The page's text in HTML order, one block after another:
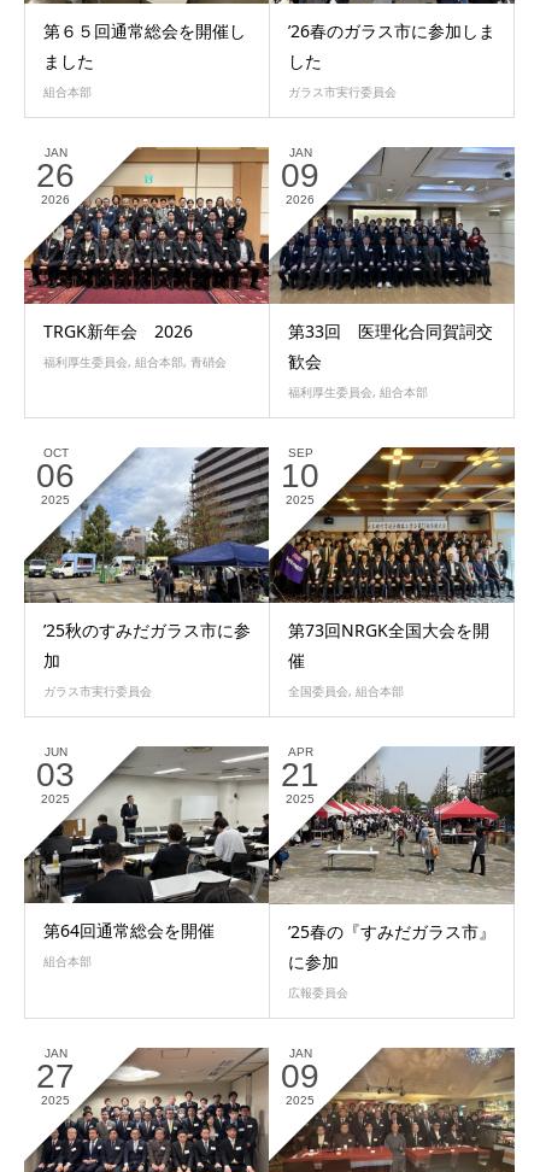
第６５回通常総会を開催し
ました
組合本部
’26春のガラス市に参加しま
した
ガラス市実行委員会
JAN
26
2026
TRGK新年会 2026
福利厚生委員会, 組合本部, 青硝会
JAN
09
2026
第33回 医理化合同賀詞交
歓会
福利厚生委員会, 組合本部
OCT
06
2025
’25秋のすみだガラス市に参
加
ガラス市実行委員会
SEP
10
2025
第73回NRGK全国大会を開
催
全国委員会, 組合本部
JUN
03
2025
第64回通常総会を開催
組合本部
APR
21
2025
’25春の『すみだガラス市』
に参加
広報委員会
JAN
27
2025
JAN
09
2025